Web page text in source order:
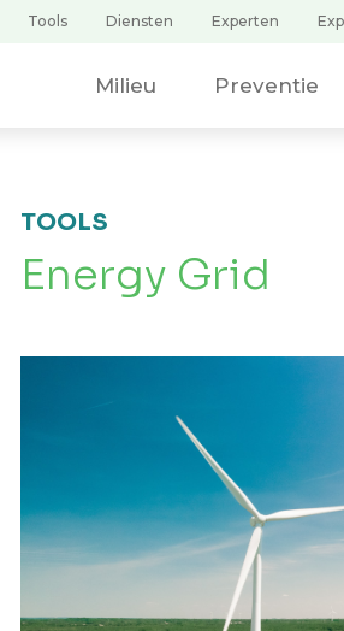
Tools Diensten Experten
Milieu Preventie
TOOLS
Energy Grid